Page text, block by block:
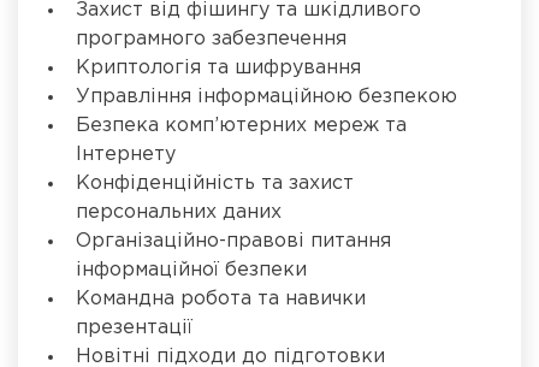
Захист від фішингу та шкідливого
програмного забезпечення
Криптологія та шифрування
Управління інформаційною безпекою
Безпека комп’ютерних мереж та
Інтернету
Конфіденційність та захист
персональних даних
Організаційно-правові питання
інформаційної безпеки
Командна робота та навички
презентації
Новітні підходи до підготовки